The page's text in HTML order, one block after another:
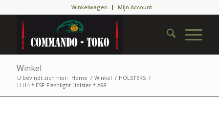
Winkelwagen Mijn Account
Winkel
U bevindt zich hier: Home / Winkel / HOLSTERS /
LH14 * ESP Flashlight Holster * A98